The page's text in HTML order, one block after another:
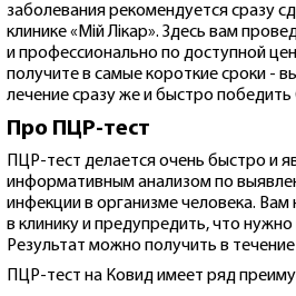
заболевания рекомендуется сразу
клинике «Мій Лікар». Здесь вам
и профессионально по доступной
получите в самые короткие сроки -
лечение сразу же и быстро победить
Про ПЦР-тест
ПЦР-тест делается очень быстро и
информативным анализом по
инфекции в организме человека.
в клинику и предупредить, что
Результат можно получить в
ПЦР-тест на Ковид имеет ряд